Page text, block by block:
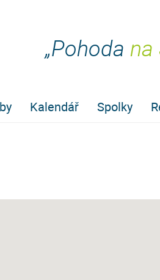
„Pohoda na
Kalendář Spolky